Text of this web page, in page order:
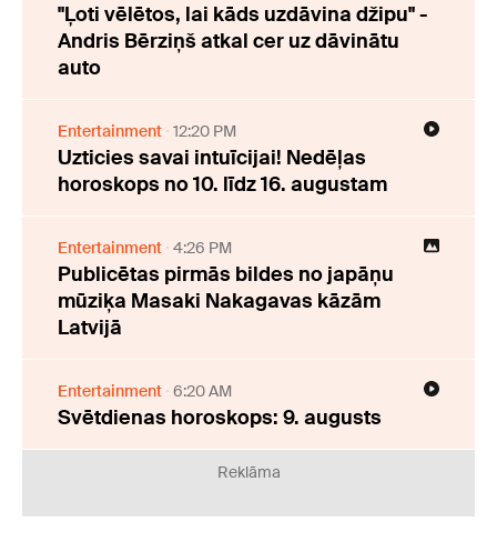
"Ļoti vēlētos, lai kāds uzdāvina džipu" -
Andris Bērziņš atkal cer uz dāvinātu
auto
Entertainment 12:20 PM
Uzticies savai intuīcijai! Nedēļas
horoskops no 10. līdz 16. augustam
Entertainment 4:26 PM
Publicētas pirmās bildes no japāņu
mūziķa Masaki Nakagavas kāzām
Latvijā
Entertainment 6:20 AM
Svētdienas horoskops: 9. augusts
Reklāma